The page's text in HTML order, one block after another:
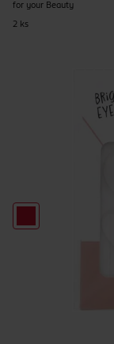
for your Beauty
2 ks